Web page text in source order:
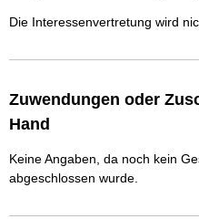
Die Interessenvertretung wird
Zuwendungen oder
Hand
Keine Angaben, da noch kein
abgeschlossen wurde.